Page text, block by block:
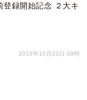
登録開始記念 ２大キ
2018年10月23日 09時